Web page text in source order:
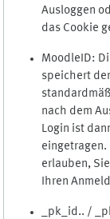
Ausloggen
das Cookie
MoodleID:
speichert
nach dem
Login ist
eingetragen.
erlauben,
Ihren
_pk_id.. /